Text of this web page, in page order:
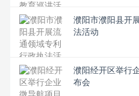
濮阳市濮阳县开
法活动
濮阳经开区举行
布会